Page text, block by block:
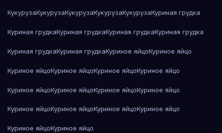
КукурузаКукурузаКукурузаКукурузаКукурузаКуриная грудка
Куриная грудкаКуриная грудкаКуриная грудкаКуриная грудка
Куриная грудкаКуриная грудкаКуриное яйцоКуриное яйцо
Куриное яйцоКуриное яйцоКуриное яйцоКуриное яйцо
Куриное яйцоКуриное яйцоКуриное яйцоКуриное яйцо
Куриное яйцоКуриное яйцоКуриное яйцоКуриное яйцо
Куриное яйцоКуриное яйцо